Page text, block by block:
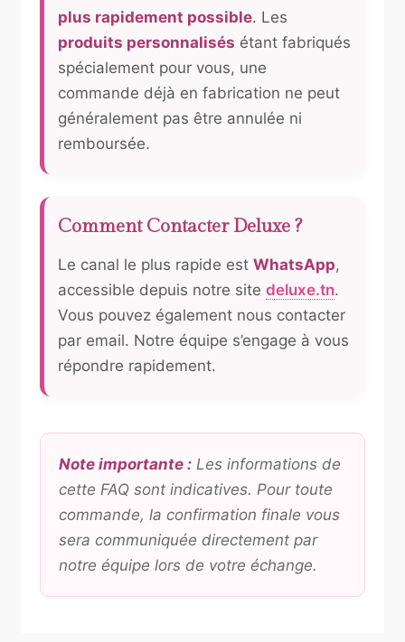
plus rapidement possible. Les
produits personnalisés étant fabriqués
spécialement pour vous, une
commande déjà en fabrication ne peut
généralement pas être annulée ni
remboursée.
Comment Contacter Deluxe ?
Le canal le plus rapide est WhatsApp,
accessible depuis notre site deluxe.tn.
Vous pouvez également nous contacter
par email. Notre équipe s’engage à vous
répondre rapidement.
Note importante : Les informations de
cette FAQ sont indicatives. Pour toute
commande, la confirmation finale vous
sera communiquée directement par
notre équipe lors de votre échange.